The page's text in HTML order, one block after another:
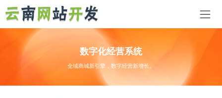
数字化经营系统
全域商城新引擎，数字经营新增长。